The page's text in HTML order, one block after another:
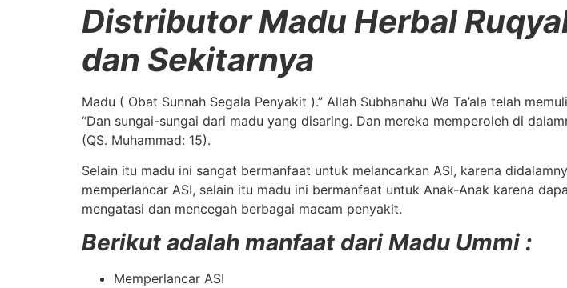
Distributor Madu Herbal
dan Sekitarnya
Madu ( Obat Sunnah Segala Penyakit ).” Allah Subhanahu Wa Ta’ala telah
“Dan sungai-sungai dari madu yang disaring. Dan mereka memperoleh di
(QS. Muhammad: 15).
Selain itu madu ini sangat bermanfaat untuk melancarkan ASI, karena
memperlancar ASI, selain itu madu ini bermanfaat untuk Anak-Anak karena
mengatasi dan mencegah berbagai macam penyakit.
Berikut adalah manfaat dari Madu Ummi :
Memperlancar ASI